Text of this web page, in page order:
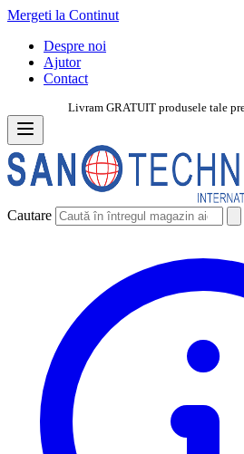
Mergeti la Continut
Despre noi
Ajutor
Contact
Livram GRATUIT produsele tale
Cautare